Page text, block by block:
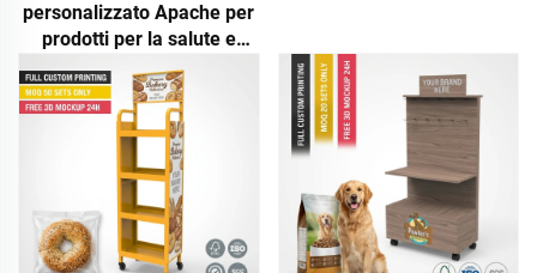
personalizzato Apache per
prodotti per la salute e
bevande, per banconi di
supermercati
dettaglio, espositore
promozionale